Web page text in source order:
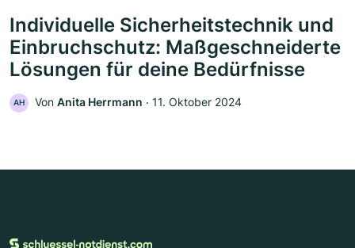
Individuelle Sicherheitstechnik und
Einbruchschutz: Maßgeschneiderte
Lösungen für deine Bedürfnisse
AH Von Anita Herrmann ‧ 11. Oktober 2024